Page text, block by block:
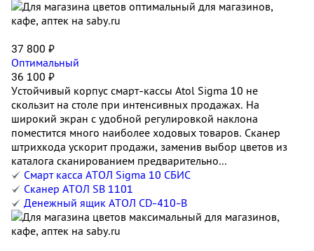
37 800 ₽
Оптимальный
36 100 ₽
Устойчивый корпус смарт-кассы Atol Sigma 10 не
скользит на столе при интенсивных продажах. На
широкий экран с удобной регулировкой наклона
поместится много наиболее ходовых товаров. Сканер
штрихкода ускорит продажи, заменив выбор цветов из
каталога сканированием предварительно...
Смарт касса АТОЛ Sigma 10 СБИС
Сканер АТОЛ SB 1101
Денежный ящик АТОЛ CD-410-В